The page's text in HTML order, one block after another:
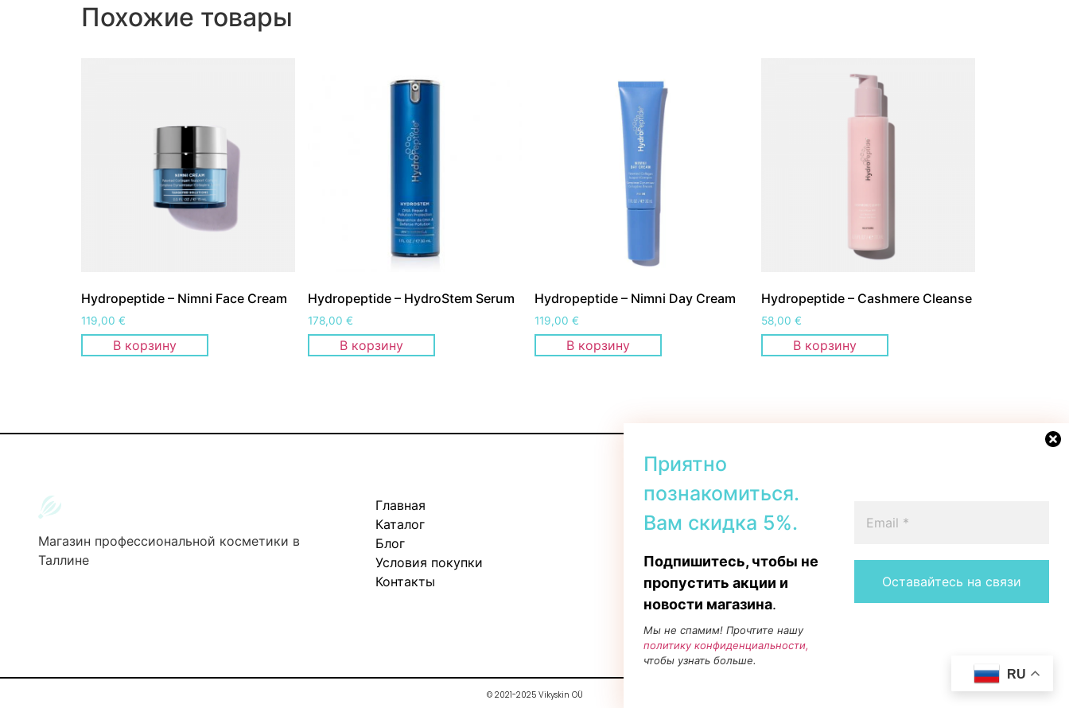
Приятно
познакомиться.
Вам скидка 5%.
Подпишитесь, чтобы не
пропустить акции и
новости магазина.
Мы не спамим! Прочтите нашу
политику конфиденциальности,
чтобы узнать больше.
Похожие товары
Hydropeptide – Nimni Face Cream
119,00 €
В корзину
Hydropeptide – HydroStem Serum
178,00 €
В корзину
Hydropeptide – Nimni Day Cream
119,00 €
В корзину
Hydropeptide – Cashmere Cleanse
58,00 €
В корзину
Магазин профессиональной косметики в
Таллине
Главная
Каталог
Блог
Условия покупки
Контакты
Kadaka tee 42b, Tallinn
Пн-Пт: 11:00–19:00
Вс: 11:00 - 15:00
Messenger
Instagram
© 2021-2025 Vikyskin OÜ
RU